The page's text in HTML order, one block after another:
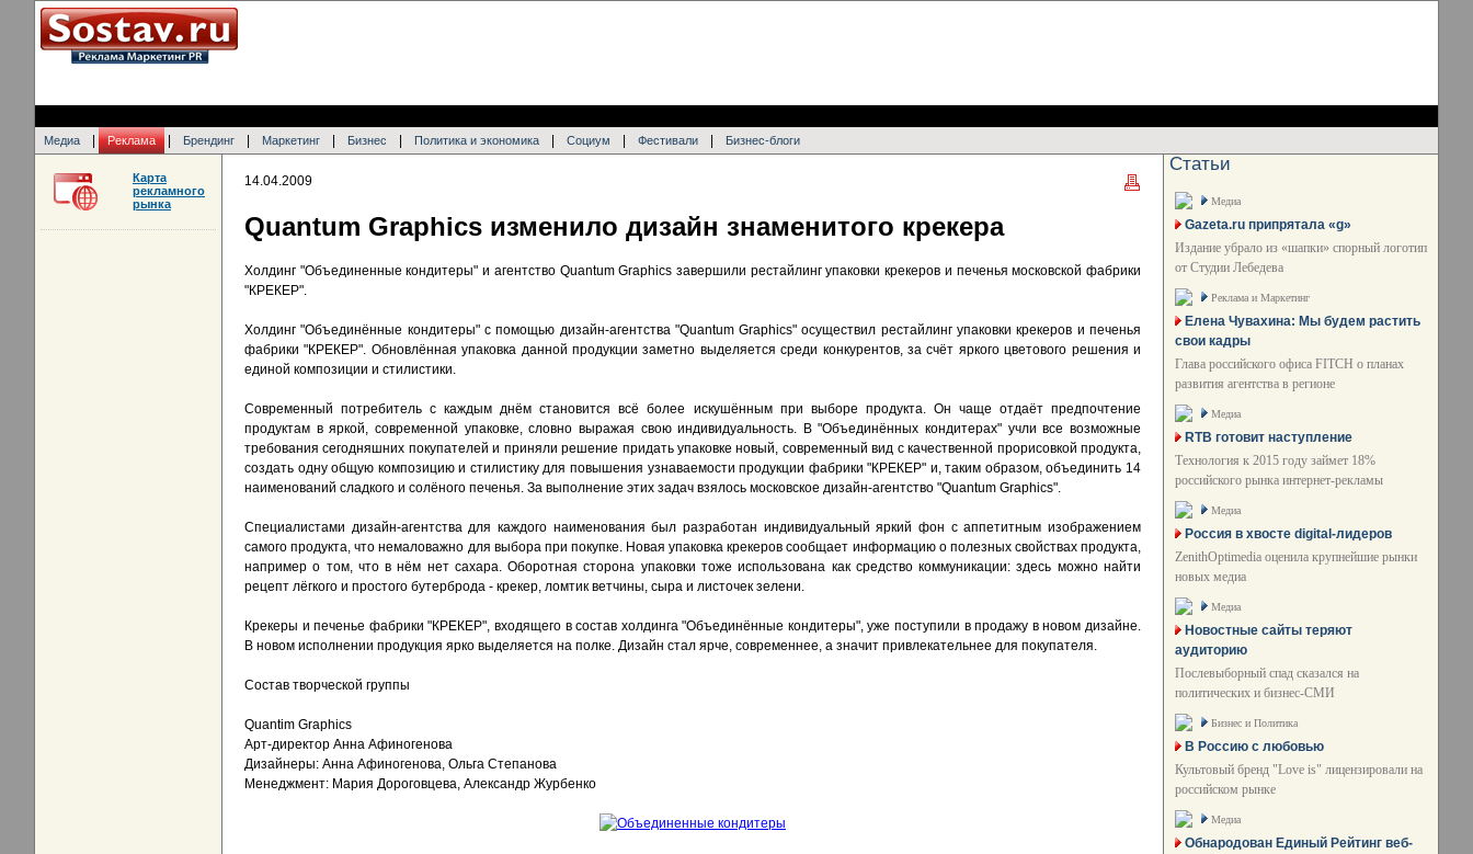
Медиа Реклама Брендинг Маркетинг Бизнес Политика и экономика Социум Фестивали Бизнес-блоги
14.04.2009
Quantum Graphics изменило дизайн знаменитого крекера
Холдинг "Объединенные кондитеры" и агентство Quantum Graphics завершили рестайлинг упаковки крекеров и печенья московской фабрики
"КРЕКЕР".
Холдинг "Объединённые кондитеры" с помощью дизайн-агентства "Quantum Graphics" осуществил рестайлинг упаковки крекеров и печенья
фабрики "КРЕКЕР". Обновлённая упаковка данной продукции заметно выделяется среди конкурентов, за счёт яркого цветового решения и
единой композиции и стилистики.
Современный потребитель с каждым днём становится всё более искушённым при выборе продукта. Он чаще отдаёт предпочтение
продуктам в яркой, современной упаковке, словно выражая свою индивидуальность. В "Объединённых кондитерах" учли все возможные
требования сегодняшних покупателей и приняли решение придать упаковке новый, современный вид с качественной прорисовкой продукта,
создать одну общую композицию и стилистику для повышения узнаваемости продукции фабрики "КРЕКЕР" и, таким образом, объединить 14
наименований сладкого и солёного печенья. За выполнение этих задач взялось московское дизайн-агентство "Quantum Graphics".
Специалистами дизайн-агентства для каждого наименования был разработан индивидуальный яркий фон с аппетитным изображением
самого продукта, что немаловажно для выбора при покупке. Новая упаковка крекеров сообщает информацию о полезных свойствах продукта,
например о том, что в нём нет сахара. Оборотная сторона упаковки тоже использована как средство коммуникации: здесь можно найти
рецепт лёгкого и простого бутерброда - крекер, ломтик ветчины, сыра и листочек зелени.
Крекеры и печенье фабрики "КРЕКЕР", входящего в состав холдинга "Объединённые кондитеры", уже поступили в продажу в новом дизайне.
В новом исполнении продукция ярко выделяется на полке. Дизайн стал ярче, современнее, а значит привлекательнее для покупателя.
Состав творческой группы
Quantim Graphics
Арт-директор Анна Афиногенова
Дизайнеры: Анна Афиногенова, Ольга Степанова
Менеджмент: Мария Дороговцева, Александр Журбенко
Карта
рекламного
рынка
Статьи
Медиа
Gazeta.ru припрятала «g»
Издание убрало из «шапки» спорный логотип
от Студии Лебедева
Реклама и Маркетинг
Елена Чувахина: Мы будем растить
свои кадры
Глава российского офиса FITCH о планах
развития агентства в регионе
Медиа
RTB готовит наступление
Технология к 2015 году займет 18%
российского рынка интернет-рекламы
Медиа
Россия в хвосте digital-лидеров
ZenithOptimedia оценила крупнейшие рынки
новых медиа
Медиа
Новостные сайты теряют
аудиторию
Послевыборный спад сказался на
политических и бизнес-СМИ
Бизнес и Политика
В Россию с любовью
Культовый бренд "Love is" лицензировали на
российском рынке
Медиа
Обнародован Единый Рейтинг веб-